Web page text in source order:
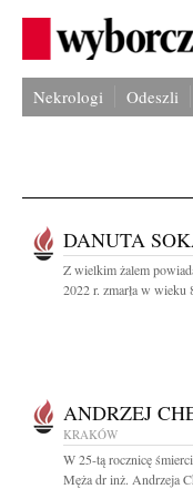
Nekrologi Odeszli
DANUTA
Z wielkim żalem
2022 r. zmarła w wieku
ANDRZEJ
KRAKÓW
W 25-tą rocznicę
Męża dr inż. Andrzeja